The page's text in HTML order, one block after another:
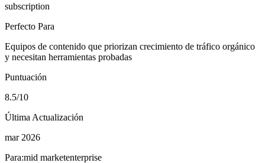
subscription
Perfecto Para
Equipos de contenido que priorizan crecimiento de tráfico orgánico
y necesitan herramientas probadas
Puntuación
8.5/10
Última Actualización
mar 2026
Para:mid marketenterprise